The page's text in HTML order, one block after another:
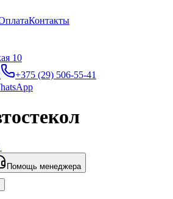
Контакты
10
+375 (29) 506-55-41
Помощь менеджера